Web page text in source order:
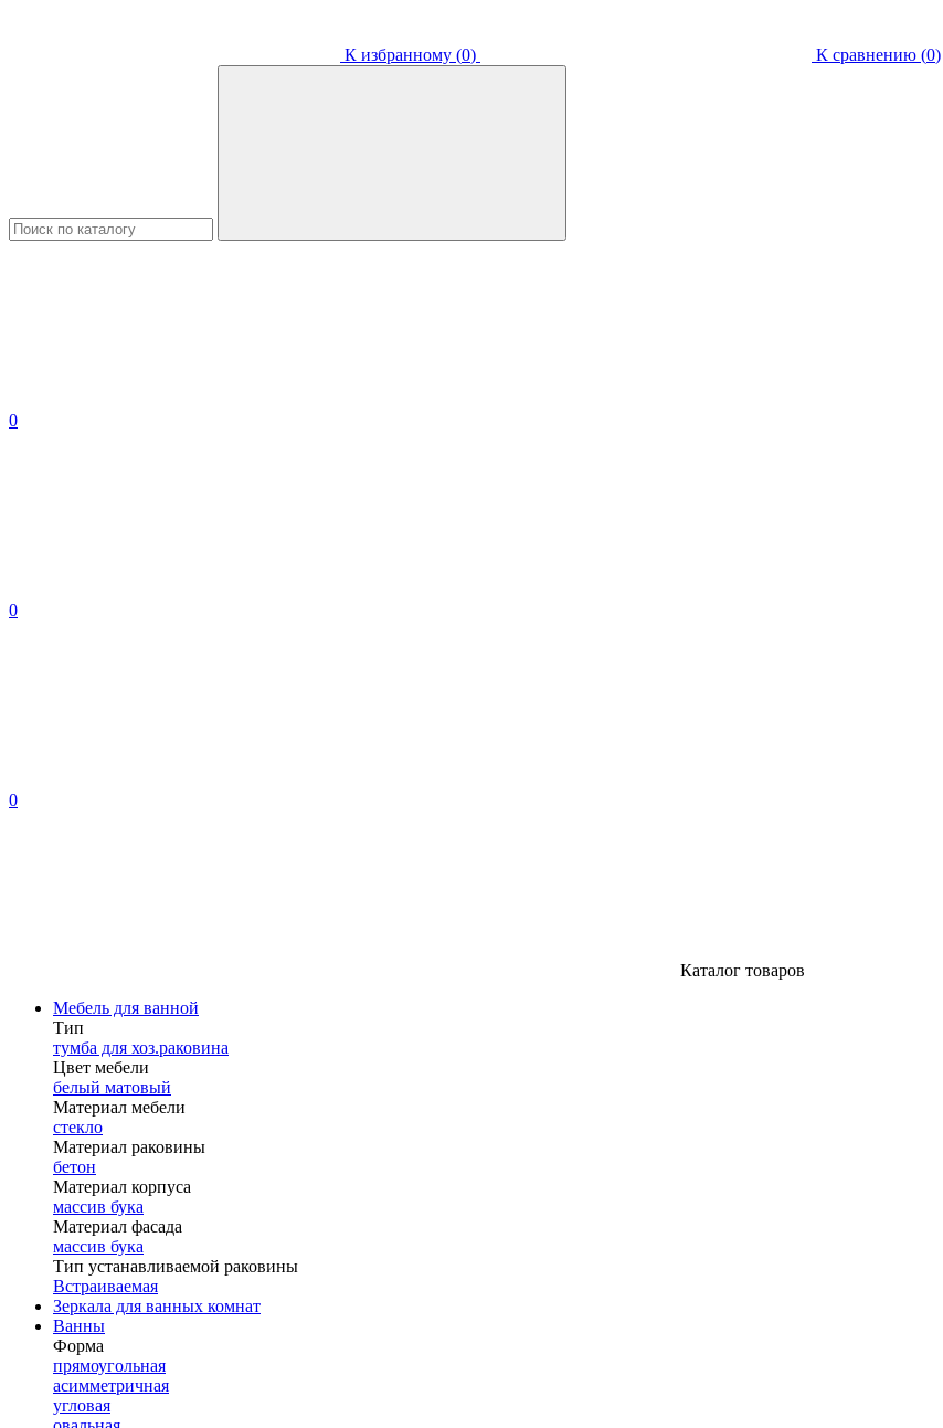
К избранному (0) К сравнению (0)
0
0
0
Каталог товаров
Мебель для ванной
Тип
тумба для хоз.раковина
Цвет мебели
белый матовый
Материал мебели
стекло
Материал раковины
бетон
Материал корпуса
массив бука
Материал фасада
массив бука
Тип устанавливаемой раковины
Встраиваемая
Зеркала для ванных комнат
Ванны
Форма
прямоугольная
асимметричная
угловая